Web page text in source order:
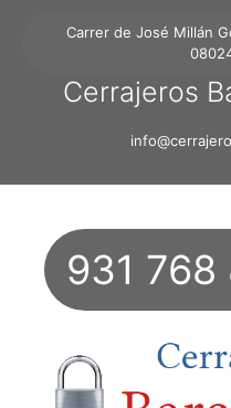
Carrer de José Millán
Cerrajeros
931 768